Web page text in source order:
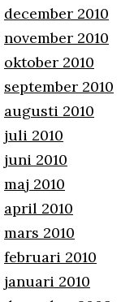
december 2010
november 2010
oktober 2010
september 2010
augusti 2010
juli 2010
juni 2010
maj 2010
april 2010
mars 2010
februari 2010
januari 2010